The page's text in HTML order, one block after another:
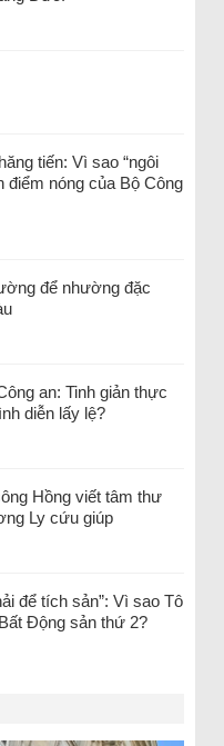
tiến: Vì sao “ngôi
điểm nóng của Bộ Công
để nhường đặc
an: Tinh giản thực
diễn lấy lệ?
Hồng viết tâm thư
Ly cứu giúp
để tích sản”: Vì sao Tô
Động sản thứ 2?